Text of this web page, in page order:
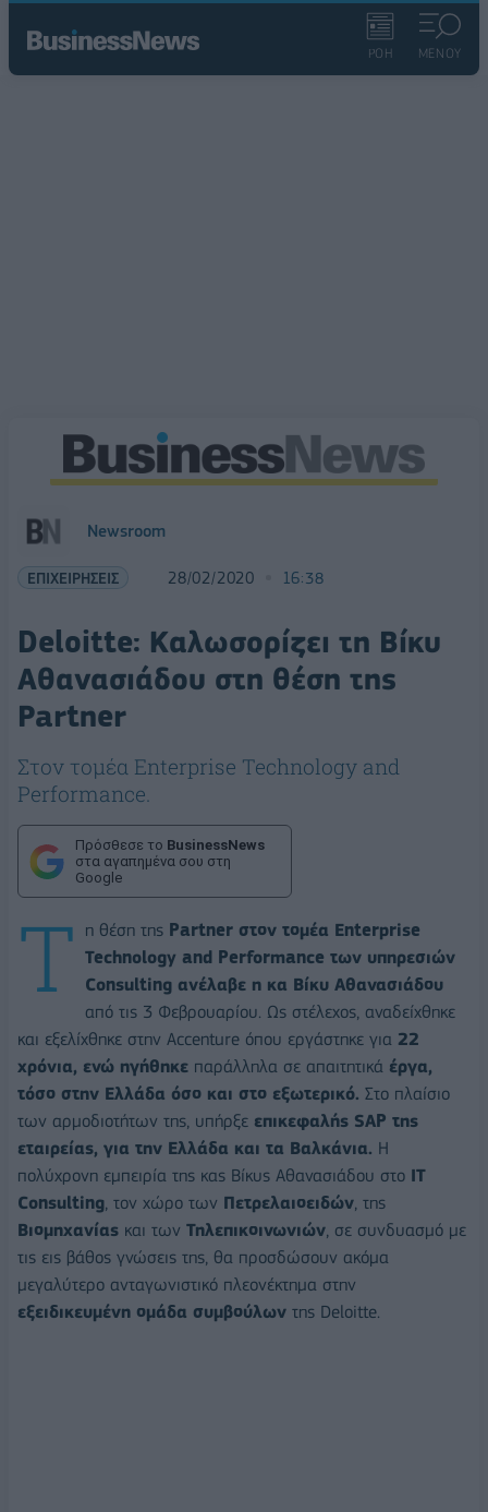
ΡΟΗ ΜΕΝΟΥ
Newsroom
ΕΠΙΧΕΙΡΗΣΕΙΣ 28/02/2020 16:38
Deloitte: Καλωσορίζει τη Βίκυ
Αθανασιάδου στη θέση της
Partner
Στον τομέα Enterprise Technology and
Performance.
Πρόσθεσε το BusinessNews
στα αγαπημένα σου στη
Google
Τ η θέση της Partner στον τομέα Enterprise
Technology and Performance των υπηρεσιών
Consulting ανέλαβε η κα Βίκυ Αθανασιάδου
από τις 3 Φεβρουαρίου. Ως στέλεχος, αναδείχθηκε
και εξελίχθηκε στην Accenture όπου εργάστηκε για 22
χρόνια, ενώ ηγήθηκε παράλληλα σε απαιτητικά έργα,
τόσο στην Ελλάδα όσο και στο εξωτερικό. Στο πλαίσιο
των αρμοδιοτήτων της, υπήρξε επικεφαλής SAP της
εταιρείας, για την Ελλάδα και τα Βαλκάνια. Η
πολύχρονη εμπειρία της κας Βίκυς Αθανασιάδου στο IT
Consulting , τον χώρο των Πετρελαιοειδών , της
Βιομηχανίας και των Τηλεπικοινωνιών , σε συνδυασμό με
τις εις βάθος γνώσεις της, θα προσδώσουν ακόμα
μεγαλύτερο ανταγωνιστικό πλεονέκτημα στην
εξειδικευμένη ομάδα συμβούλων της Deloitte.